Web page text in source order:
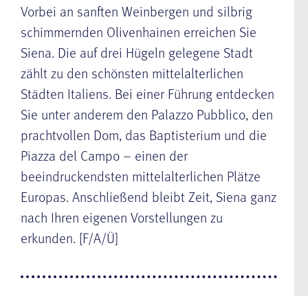
Vorbei an sanften Weinbergen und silbrig
schimmernden Olivenhainen erreichen Sie
Siena. Die auf drei Hügeln gelegene Stadt
zählt zu den schönsten mittelalterlichen
Städten Italiens. Bei einer Führung entdecken
Sie unter anderem den Palazzo Pubblico, den
prachtvollen Dom, das Baptisterium und die
Piazza del Campo – einen der
beeindruckendsten mittelalterlichen Plätze
Europas. Anschließend bleibt Zeit, Siena ganz
nach Ihren eigenen Vorstellungen zu
erkunden. [F/A/Ü]